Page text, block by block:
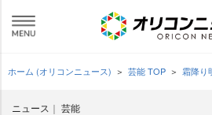
ホーム (オリコンニュース) 芸能 TOP 霜降り
ニュース 芸能